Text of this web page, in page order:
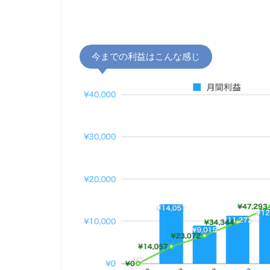
今までの利益はこんな感じ